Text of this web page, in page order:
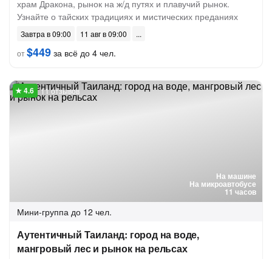
храм Дракона, рынок на ж/д путях и плавучий рынок.
Узнайте о тайских традициях и мистических преданиях
Завтра в 09:00
11 авг в 09:00
от$449 за всё до 4 чел.
На машине
На микроавтобусе
11 часов
11 отзывов
Мини-группа до 12 чел.
Аутентичный Таиланд: город на воде,
мангровый лес и рынок на рельсах